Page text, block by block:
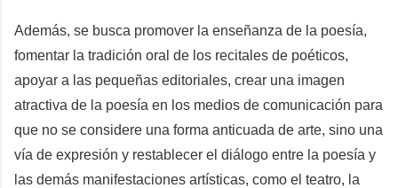
Además, se busca promover la enseñanza de la poesía,
fomentar la tradición oral de los recitales de poéticos,
apoyar a las pequeñas editoriales, crear una imagen
atractiva de la poesía en los medios de comunicación para
que no se considere una forma anticuada de arte, sino una
vía de expresión y restablecer el diálogo entre la poesía y
las demás manifestaciones artísticas, como el teatro, la